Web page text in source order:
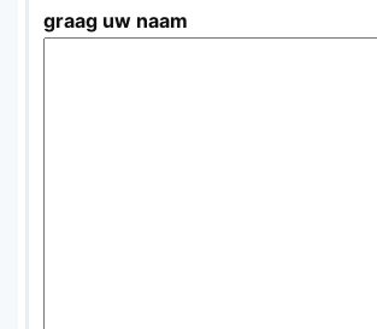
graag uw naam